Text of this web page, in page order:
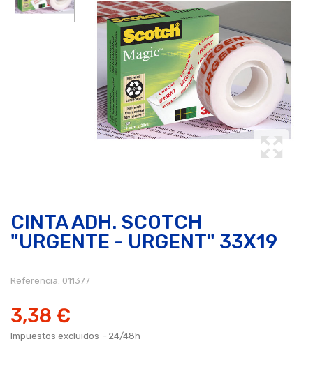
CINTA ADH. SCOTCH
"URGENTE - URGENT" 33X19
Referencia: 011377
3,38 €
Impuestos excluidos 24/48h